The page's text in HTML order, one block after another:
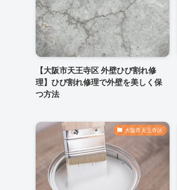
【大阪市天王寺区 外壁ひび割れ修
理】ひび割れ修理で外壁を美しく保
つ方法
大阪市天王寺区